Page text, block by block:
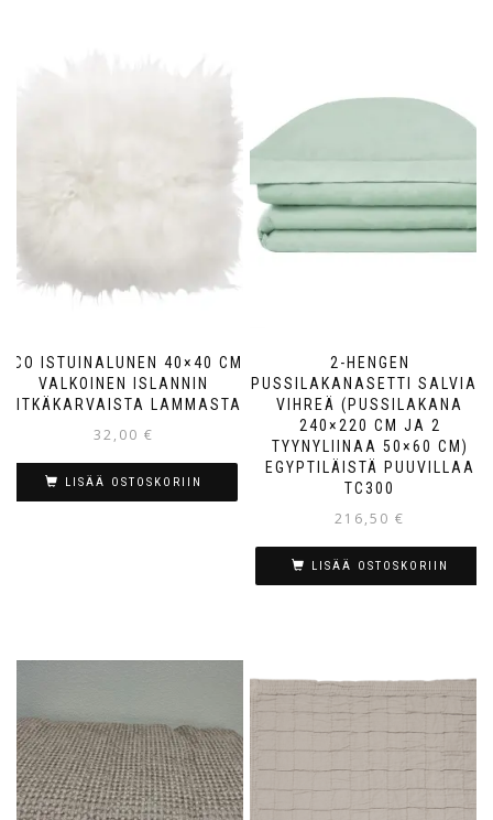
ECO ISTUINALUNEN 40×40 CM
VALKOINEN ISLANNIN
PITKÄKARVAISTA LAMMASTA
32,00 €
LISÄÄ OSTOSKORIIN
2-HENGEN
PUSSILAKANASETTI SALVIAN
VIHREÄ (PUSSILAKANA
240×220 CM JA 2
TYYNYLIINAA 50×60 CM)
EGYPTILÄISTÄ PUUVILLAA
TC300
216,50 €
LISÄÄ OSTOSKORIIN